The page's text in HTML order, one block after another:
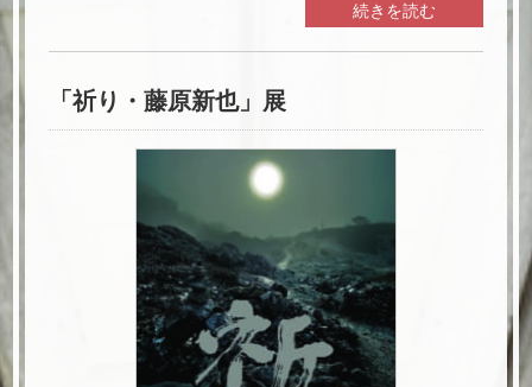
続きを読む
「祈り・藤原新也」展